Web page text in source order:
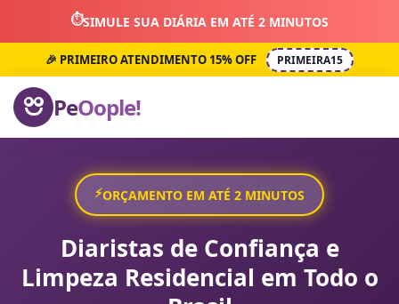
⏱️SIMULE SUA DIÁRIA EM ATÉ 2 MINUTOS
🎉 PRIMEIRO ATENDIMENTO 15% OFF PRIMEIRA15
PeOople!
⚡ORÇAMENTO EM ATÉ 2 MINUTOS
Diaristas de Confiança e
Limpeza Residencial em Todo o